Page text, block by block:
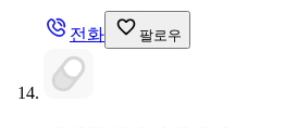
전화 팔로우